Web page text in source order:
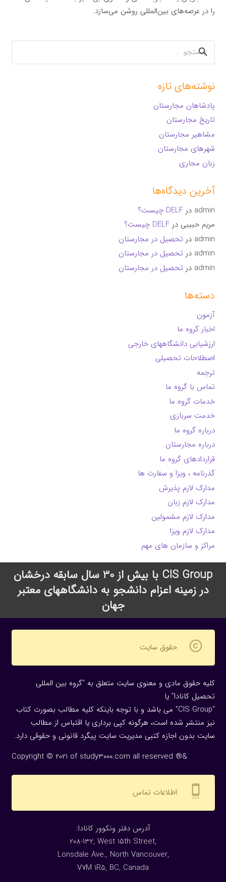
را در عرصه‌های بین‌المللی روشن می‌سازد.
جستجو
برای:
نوشته‌های تازه
پادشاهان مجارستان
تاریخ مجارستان
مشاهیر مجارستان
شهرهای مجارستان
زبان مجاری
آخرین دیدگاه‌ها
admin درDELF چیست؟
مریم حبیبی درDELF چیست؟
admin در تحصیل در مجارستان
admin در تحصیل در مجارستان
admin در تحصیل در مجارستان
دسته‌ها
آزمون
اخبار گروه ما
ارزشیابی دانشگاههای خارجی
اصطلاحات تحصیلی
ترجمه
تماس با گروه ما
خدمات گروه ما
خدمت سربازی
درباره گروه ما
درباره مجارستان
قراردادهای گروه ما
گذرنامه ، ویزا و سفارت ها
مدارک لازم پذیرش
مدارک لازم زبان
مدارک لازم مشمولین
مدارک لازم ویزا
مراکز و سازمان های مهم
CIS Group با بیش از 30 سال سابقه درخشان
در زمینه اعزام دانشجو به دانشگاههای معتبر
جهان
copyright حقوق سایت
کلیه حقوق مادی و معنوی سایت متعلق به “گروه بین المللی
تحصیل کانادا” یا
“CIS Group” می باشد و با توجه باینکه کلیه مطالب بصورت کتاب
نیز منتشر شده است، هرگونه كپی برداری یا اقتباس از مطالب
سایت بدون اجازه كتبی مدیریت سایت پیگرد قانونی و حقوقی دارد.
Copyright © 2021 of study3000.com all reserved ®&
settings_cell اطلاعات تماس
:آدرس دفتر ونکوور کانادا
208-132, West 15th Street,
Lonsdale Ave., North Vancouver,
V7M 1R5, BC, Canada